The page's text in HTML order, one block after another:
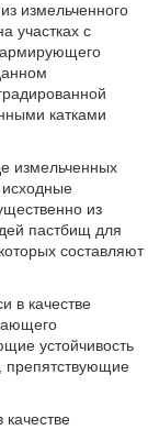
измельченного
участках с
армирующего
катками
измельченных
исходные
из
пастбищ для
составляют
в качестве
устойчивость
препятствующие